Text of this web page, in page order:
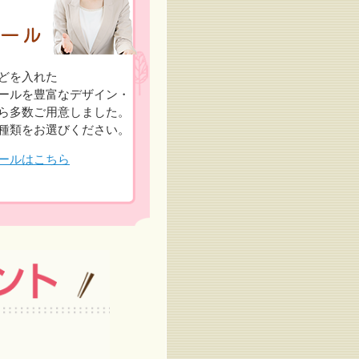
を入れた
ルを豊富なデザイン・
多数ご用意しました。
類をお選びください。
ルはこちら